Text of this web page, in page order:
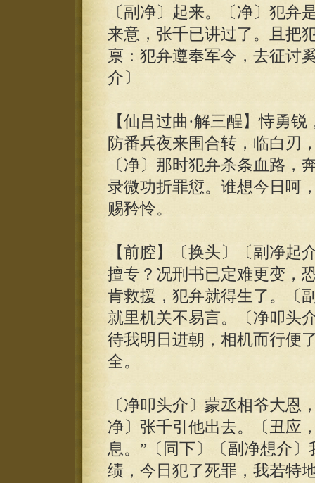
〔副净〕起来。〔净〕犯弁
来意，张千已讲过了。且把
禀：犯弁遵奉军令，去征讨
介〕
【仙吕过曲·解三酲】恃勇
防番兵夜来围合转，临白刃
〔净〕那时犯弁杀条血路，
录微功折罪愆。谁想今日呵
赐矜怜。
【前腔】〔换头〕〔副净起
擅专？况刑书已定难更变，
肯救援，犯弁就得生了。〔
就里机关不易言。〔净叩头
待我明日进朝，相机而行便
全。
〔净叩头介〕蒙丞相爷大恩
净〕张千引他出去。〔丑应
息。”〔同下〕〔副净想介
绩，今日犯了死罪，我若特